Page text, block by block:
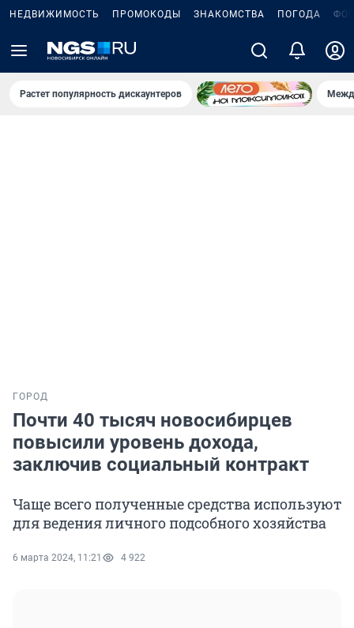
НЕДВИЖИМОСТЬ ПРОМОКОДЫ ЗНАКОМСТВА ПОГОДА
Растет популярность дискаунтеров
ГОРОД
Почти 40 тысяч новосибирцев
повысили уровень дохода,
заключив социальный контракт
Чаще всего полученные средства используют
для ведения личного подсобного хозяйства
6 марта 2024, 11:21 4 922